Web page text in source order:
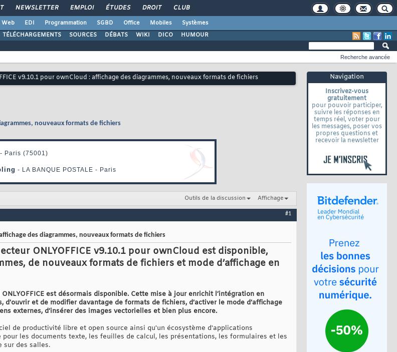
NEWSLETTER EMPLOI ÉTUDES DROIT CLUB
Web EDI Programmation SGBD Office Mobiles
Systèmes
TÉLÉCHARGEMENTS SOURCES DÉBATS WIKI DICO HUMOUR
Navigation
Inscrivez-vous
gratuitement
pour pouvoir participer,
suivre les réponses en
temps réel, voter pour
les messages, poser vos
propres questions et
recevoir la newsletter
Recherche avancée
v9.10.1 pour ownCloud : affichage des diagrammes, nouveaux formats de fichiers
nouveaux formats de fichiers
Outils de la discussion Affichage
#1
des diagrammes, nouveaux formats de fichiers
ONLYOFFICE v9.10.1 pour ownCloud est disponible,
de nouveaux formats de fichiers et mode d’affichage en
est désormais disponible. Cette mise à jour enrichit l’intégration en
et de modifier davantage de formats de fichiers, d’activer le mode d’affichage
externes, d’insérer des images vectorielles et bien plus encore.
de productivité libre et open source ainsi qu'un écosystème d'applications
les documents texte, les feuilles de calcul, les présentations, les formulaires et les
sur des salles.